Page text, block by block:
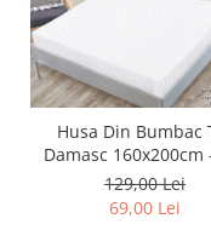
Husa Din Bumbac
Damasc 160x200cm
129,00 Lei
69,00 Lei